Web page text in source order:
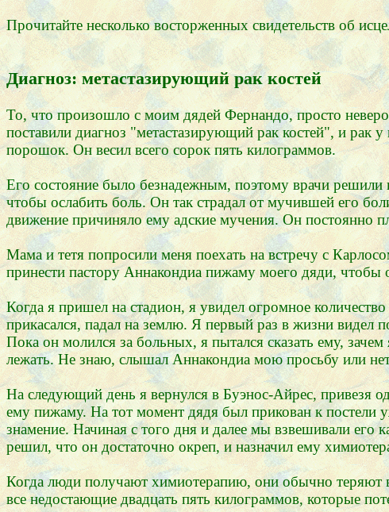
Прочитайте несколько восторженных свидетельств об
Диагноз: метастазирующий рак костей
То, что произошло с моим дядей Фернандо, просто
поставили диагноз "метастазирующий рак костей", и рак
порошок. Он весил всего сорок пять килограммов.
Его состояние было безнадежным, поэтому врачи
чтобы ослабить боль. Он так страдал от мучившей его
движение причиняло ему адские мучения. Он постоянно
Мама и тетя попросили меня поехать на встречу с
принести пастору Аннакондиа пижаму моего дяди, чтобы
Когда я пришел на стадион, я увидел огромное
прикасался, падал на землю. Я первый раз в жизни
Пока он молился за больных, я пытался сказать ему,
лежать. Не знаю, слышал Аннакондиа мою просьбу или
На следующий день я вернулся в Буэнос-Айрес, привезя
ему пижаму. На тот момент дядя был прикован к постели
знамение. Начиная с того дня и далее мы взвешивали
решил, что он достаточно окреп, и назначил ему
Когда люди получают химиотерапию, они обычно теряют
все недостающие двадцать пять килограммов, которые